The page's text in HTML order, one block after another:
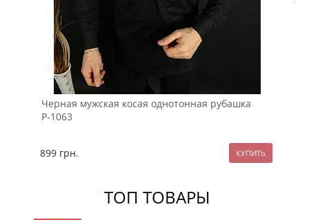
Черная мужская косая однотонная рубашка
Р-1063
899 грн.
ТОП ТОВАРЫ